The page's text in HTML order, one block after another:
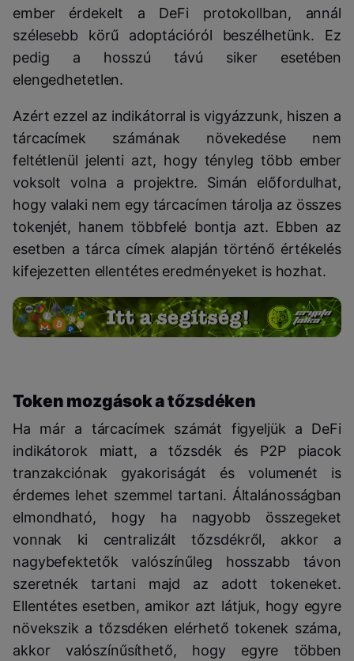
ember érdekelt a DeFi protokollban, annál
szélesebb körű adoptációról beszélhetünk. Ez
pedig a hosszú távú siker esetében
elengedhetetlen.
Azért ezzel az indikátorral is vigyázzunk, hiszen a
tárcacímek számának növekedése nem
feltétlenül jelenti azt, hogy tényleg több ember
voksolt volna a projektre. Simán előfordulhat,
hogy valaki nem egy tárcacímen tárolja az összes
tokenjét, hanem többfelé bontja azt. Ebben az
esetben a tárca címek alapján történő értékelés
kifejezetten ellentétes eredményeket is hozhat.
Token mozgások a tőzsdéken
Ha már a tárcacímek számát figyeljük a DeFi
indikátorok miatt, a tőzsdék és P2P piacok
tranzakciónak gyakoriságát és volumenét is
érdemes lehet szemmel tartani. Általánosságban
elmondható, hogy ha nagyobb összegeket
vonnak ki centralizált tőzsdékről, akkor a
nagybefektetők valószínűleg hosszabb távon
szeretnék tartani majd az adott tokeneket.
Ellentétes esetben, amikor azt látjuk, hogy egyre
növekszik a tőzsdéken elérhető tokenek száma,
akkor valószínűsíthető, hogy egyre többen